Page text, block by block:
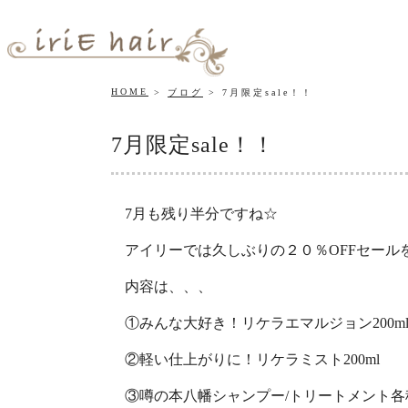
HOME ブログ 7月限定sale！！
7月限定sale！！
7月も残り半分ですね☆
アイリーでは久しぶりの２０％OFFセール
内容は、、、
①みんな大好き！リケラエマルジョン200ml
②軽い仕上がりに！リケラミスト200ml
③噂の本八幡シャンプー/トリートメント各